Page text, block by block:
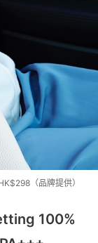
（品牌提供）
100%